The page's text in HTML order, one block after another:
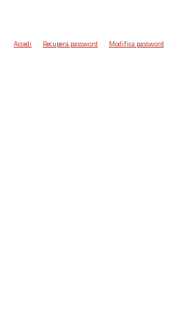
Accedi Recupera password Modifica password